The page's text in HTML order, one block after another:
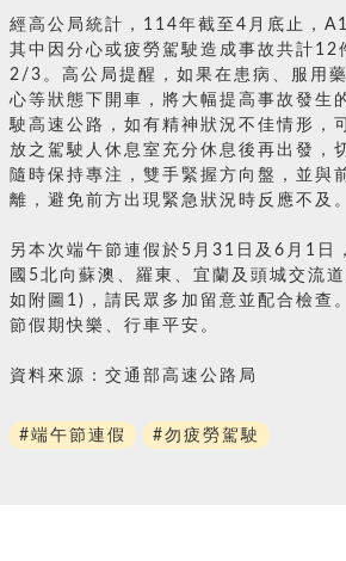
經高公局統計，114年截至4月底止，
其中因分心或疲勞駕駛造成事故共計12
2/3。高公局提醒，如果在患病、服用
心等狀態下開車，將大幅提高事故發生
駛高速公路，如有精神狀況不佳情形，
放之駕駛人休息室充分休息後再出發，
隨時保持專注，雙手緊握方向盤，並與
離，避免前方出現緊急狀況時反應不及。
另本次端午節連假於5月31日及6月1日
國5北向蘇澳、羅東、宜蘭及頭城交流
如附圖1)，請民眾多加留意並配合檢查
節假期快樂、行車平安。
資料來源：交通部高速公路局
#端午節連假 #勿疲勞駕駛